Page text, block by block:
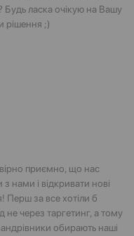
Будь ласка очікую на Вашу
рішення ;)
приємно, що нас
нами і відкривати нові
Перш за все хотіли б
не через таргетинг, а тому
обирають наші